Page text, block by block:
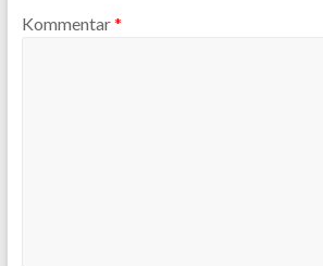
Kommentar*